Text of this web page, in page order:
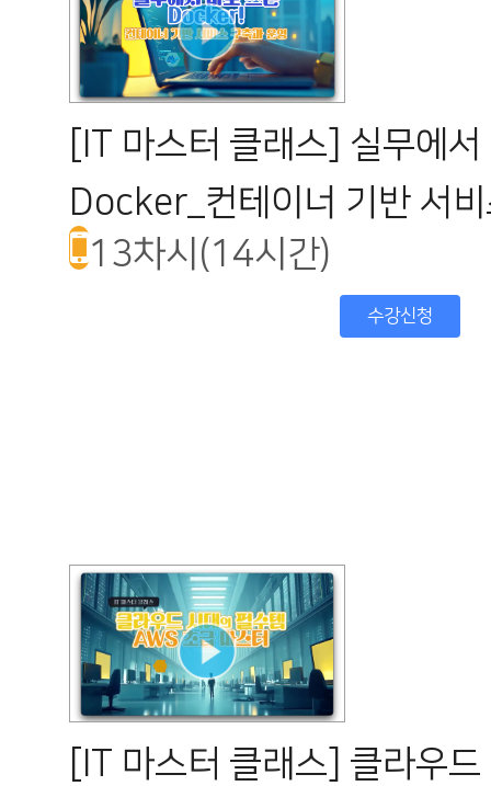
[IT 마스터 클래스] 실무에
Docker_컨테이너 기반 서
13차시(14시간)
수강신청
[IT 마스터 클래스] 클라우